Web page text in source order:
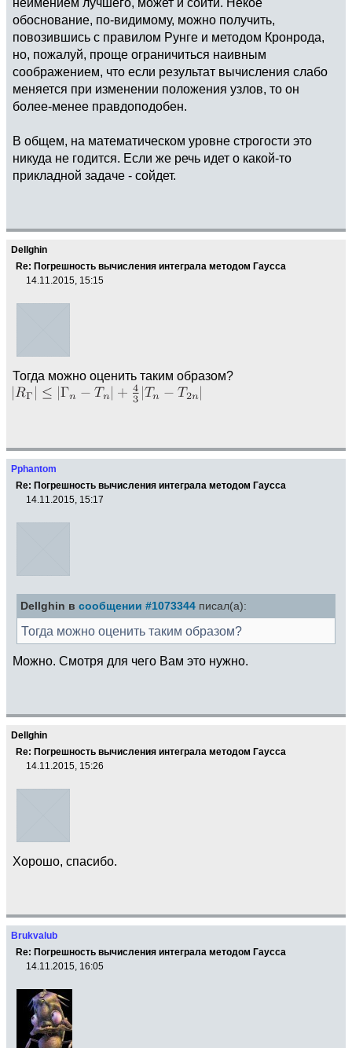
обоснование, по-видимому, можно получить,
повозившись с правилом Рунге и методом Кронрода,
но, пожалуй, проще ограничиться наивным
соображением, что если результат вычисления слабо
меняется при изменении положения узлов, то он
более-менее правдоподобен.
В общем, на математическом уровне строгости это
никуда не годится. Если же речь идет о какой-то
прикладной задаче - сойдет.
Dellghin
Re: Погрешность вычисления интеграла методом Гаусса
14.11.2015, 15:15
Тогда можно оценить таким образом?
Pphantom
Re: Погрешность вычисления интеграла методом Гаусса
14.11.2015, 15:17
Dellghin в сообщении #1073344 писал(а):
Тогда можно оценить таким образом?
Можно. Смотря для чего Вам это нужно.
Dellghin
Re: Погрешность вычисления интеграла методом Гаусса
14.11.2015, 15:26
Хорошо, спасибо.
Brukvalub
Re: Погрешность вычисления интеграла методом Гаусса
14.11.2015, 16:05